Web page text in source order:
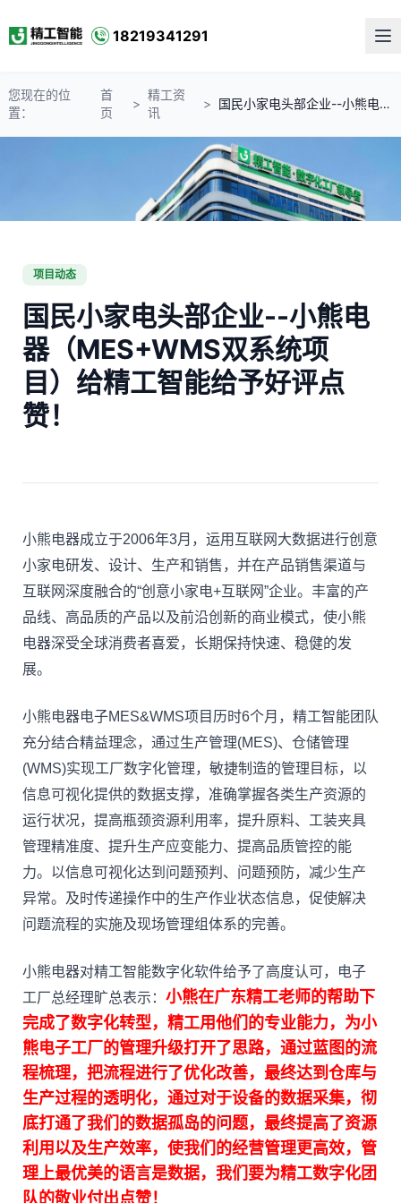
18219341291
您现在的位
置：
首
页
>
精工资
讯
> 国民小家电头部企业--小熊电器（MES+WMS双系统项目）给精工智能给予好评点赞！
项目动态
国民小家电头部企业--小熊电
器（MES+WMS双系统项
目）给精工智能给予好评点
赞！
小熊电器成立于2006年3月，运用互联网大数据进行创意
小家电研发、设计、生产和销售，并在产品销售渠道与
互联网深度融合的“创意小家电+互联网”企业。丰富的产
品线、高品质的产品以及前沿创新的商业模式，使小熊
电器深受全球消费者喜爱，长期保持快速、稳健的发
展。
小熊电器电子MES&WMS项目历时6个月，精工智能团队
充分结合精益理念，通过生产管理(MES)、仓储管理
(WMS)实现工厂数字化管理，敏捷制造的管理目标，以
信息可视化提供的数据支撑，准确掌握各类生产资源的
运行状况，提高瓶颈资源利用率，提升原料、工装夹具
管理精准度、提升生产应变能力、提高品质管控的能
力。以信息可视化达到问题预判、问题预防，减少生产
异常。及时传递操作中的生产作业状态信息，促使解决
问题流程的实施及现场管理组体系的完善。
小熊电器对精工智能数字化软件给予了高度认可，电子
工厂总经理旷总表示： 小熊在广东精工老师的帮助下
完成了数字化转型，精工用他们的专业能力，为小
熊电子工厂的管理升级打开了思路，通过蓝图的流
程梳理，把流程进行了优化改善，最终达到仓库与
生产过程的透明化，通过对于设备的数据采集，彻
底打通了我们的数据孤岛的问题，最终提高了资源
利用以及生产效率，使我们的经营管理更高效，管
理上最优美的语言是数据，我们要为精工数字化团
队的敬业付出点赞！